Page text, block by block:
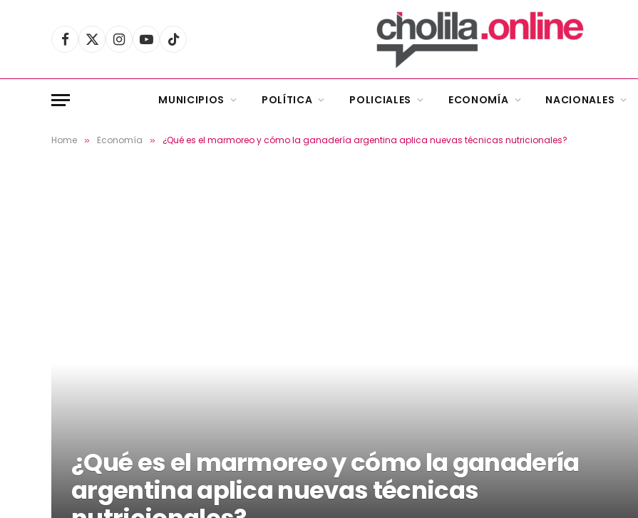
Facebook
X
Instagram
YouTubeTikTok
MUNICIPIOS POLÍTICA POLICIALES ECONOMÍA NACIONALES
Home » Economía » ¿Qué es el marmoreo y cómo la ganadería argentina aplica nuevas técnicas nutricionales?
¿Qué es el marmoreo y cómo la ganadería
argentina aplica nuevas técnicas